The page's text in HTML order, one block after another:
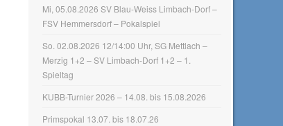
Mi, 05.08.2026 SV Blau-Weiss Limbach-Dorf –
FSV Hemmersdorf – Pokalspiel
So. 02.08.2026 12/14:00 Uhr, SG Mettlach –
Merzig 1+2 – SV Limbach-Dorf 1+2 – 1.
Spieltag
KUBB-Turnier 2026 – 14.08. bis 15.08.2026
Primspokal 13.07. bis 18.07.26